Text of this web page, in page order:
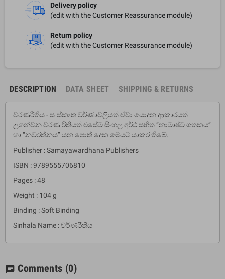
Delivery policy
(edit with the Customer Reassurance module)
Return policy
(edit with the Customer Reassurance module)
DESCRIPTION DATA SHEET SHIPPING & RETURNS
වර්ණරීතිය - සංස්කෘත වර්ණාවලියත් ඒවා යොදන ආකාරයත්
උගන්වන වර්ණ රීතියත් එසේම සිංහල අර්ථ සහිත ‘‘නාමාෂ්ට ශතකය’’
හා ‘‘නවරත්නය’’ යන පොත් දෙක මෙයට යාකර තිබේ.
Publisher : Samayawardhana Publishers
ISBN : 9789555706810
Pages : 48
Weight : 104 g
Binding : Soft Binding
Sinhala Name : වර්ණරීතිය
chat Comments (0)